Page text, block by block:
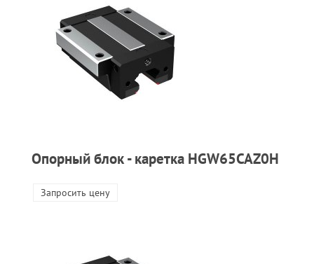
Опорный блок - каретка HGW65CAZ0H
Запросить цену